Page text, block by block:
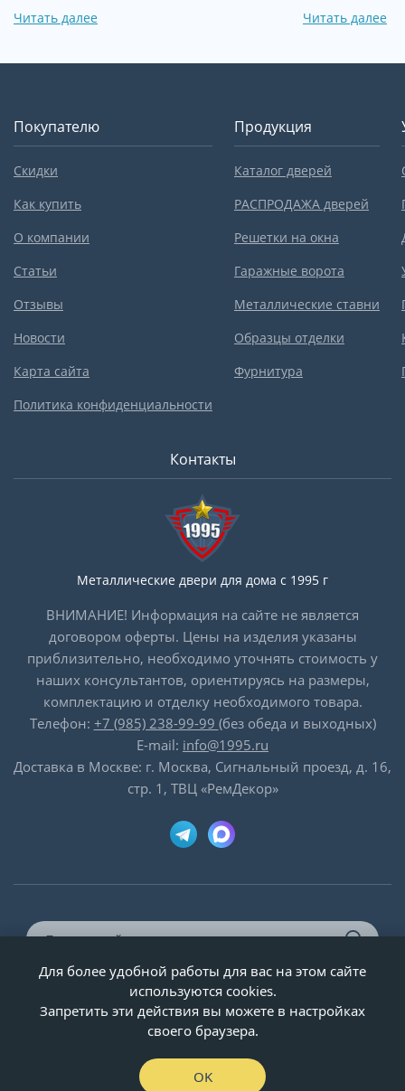
Читать далее
Читать далее
Покупателю
Скидки
Как купить
О компании
Статьи
Отзывы
Новости
Карта сайта
Политика конфиденциальности
Продукция
Каталог дверей
РАСПРОДАЖА дверей
Решетки на окна
Гаражные ворота
Металлические ставни
Образцы отделки
Фурнитура
Контакты
Металлические двери для дома с 1995 г
ВНИМАНИЕ! Информация на сайте не является
договором оферты. Цены на изделия указаны
приблизительно, необходимо уточнять стоимость у
наших консультантов, ориентируясь на размеры,
комплектацию и отделку необходимого товара.
Телефон: +7 (985) 238-99-99 (без обеда и выходных)
E-mail: info@1995.ru
Доставка в Москве: г. Москва, Сигнальный проезд, д. 16,
стр. 1, ТВЦ «РемДекор»
© ООО «Двери-и-точка», ИНН 5020092947, 1995-2026 г.
Для более удобной работы для вас на этом сайте
используются cookies.
Запретить эти действия вы можете в настройках
своего браузера.
OK